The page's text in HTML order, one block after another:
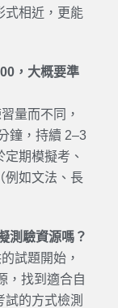
式相近，更能
，大概要準
量而不同，
鐘，持續 2–3
期模擬考、
例如文法、長
測驗資源嗎？
試題開始，
，找到適合自
的方式檢測